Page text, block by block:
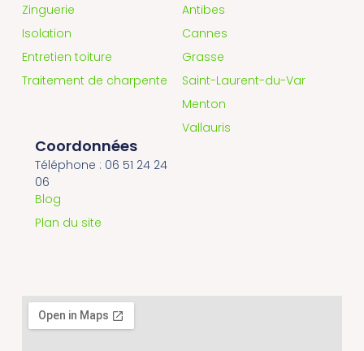
Zinguerie
Isolation
Entretien toiture
Traitement de charpente
Antibes
Cannes
Grasse
Saint-Laurent-du-Var
Menton
Vallauris
Coordonnées
Téléphone : 06 51 24 24
06
Blog
Plan du site